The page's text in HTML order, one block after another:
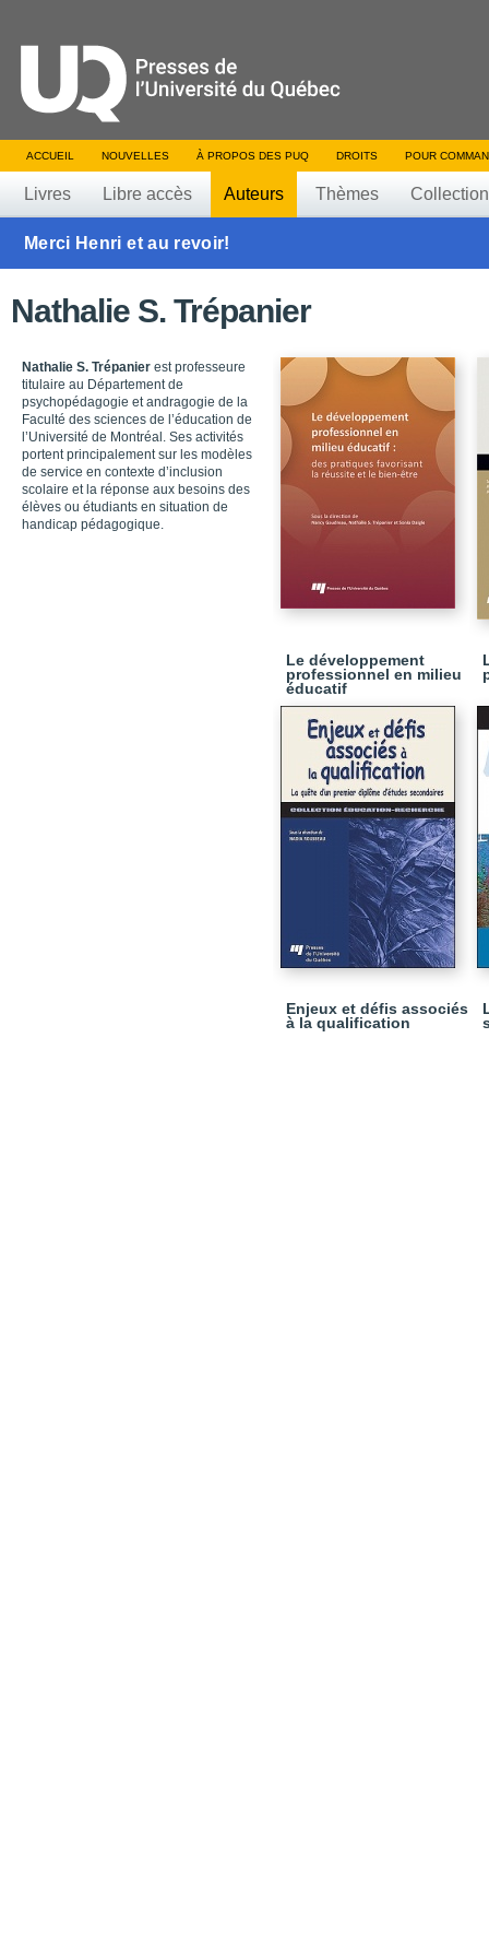
ACCUEIL NOUVELLES À PROPOS DES PUQ DROITS POUR
Livres Libre accès Auteurs Thèmes
Merci Henri et au revoir!
Nathalie S. Trépanier
Nathalie S. Trépanier est professeure
titulaire au Département de
psychopédagogie et andragogie de la
Faculté des sciences de l’éducation de
l’Université de Montréal. Ses activités
portent principalement sur les modèles
de service en contexte d’inclusion
scolaire et la réponse aux besoins des
élèves ou étudiants en situation de
handicap pédagogique.
Le développement
professionnel en milieu
éducatif
Enjeux et défis associés
à la qualification